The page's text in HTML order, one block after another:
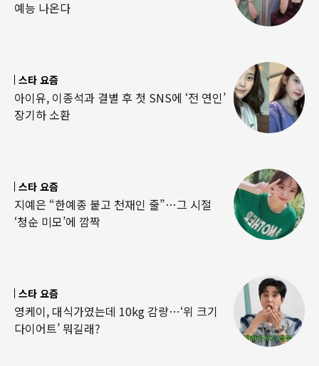
예능 나온다
스타 요즘
아이유, 이종석과 결별 후 첫 SNS에 ‘전 연인’
장기하 소환
스타 요즘
지예은 “한예종 붙고 천재인 줄”…그 시절
‘청순 미모’에 깜짝
스타 요즘
영케이, 대식가였는데 10kg 감량…‘위 크기
다이어트’ 뭐길래?